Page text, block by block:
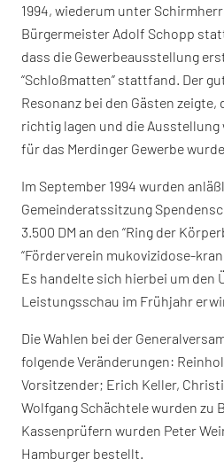
1994, wiederum unter
Bürgermeister Adolf Schopp
dass die Gewerbeausstellung
“Schloßmatten” stattfand. Der
Resonanz bei den Gästen
richtig lagen und die
für das Merdinger Gewerbe
Im September 1994 wurden
Gemeinderatssitzung
3.500 DM an den “Ring der
“Förderverein mukovizidose-
Es handelte sich hierbei um den
Leistungsschau im Frühjahr
Die Wahlen bei der
folgende Veränderungen:
Vorsitzender; Erich Keller,
Wolfgang Schächtele wurden zu
Kassenprüfern wurden Peter
Hamburger bestellt.